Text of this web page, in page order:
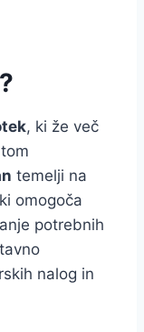
, ki že več
temelji na
omogoča
potrebnih
nalog in